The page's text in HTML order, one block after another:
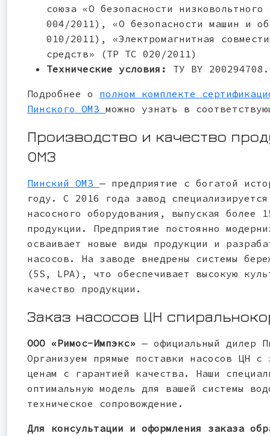
союза «О безопасности
004/2011), «О безопасности машин и
010/2011), «Электромагнитная
средств» (ТР ТС 020/2011)
Технические условия: ТУ BY
Подробнее о полном комплекте
Пинского ОМЗ можно узнать в
Производство и качество
ОМЗ
Пинский ОМЗ — предприятие с богатой
году. С 2016 года завод
насосного оборудования, выпуская более
продукции. Предприятие постоянно
осваивает новые виды продукции и
насосов. На заводе внедрены системы
(5S, LPA), что обеспечивает высокую
качество продукции.
Заказ насосов ЦН
ООО «Римос-Импэкс» — официальный дилер
Организуем прямые поставки насосов ЦН с
ценам с гарантией качества. Наши
оптимальную модель для вашей системы
техническое сопровождение.
Для консультации и оформления заказа